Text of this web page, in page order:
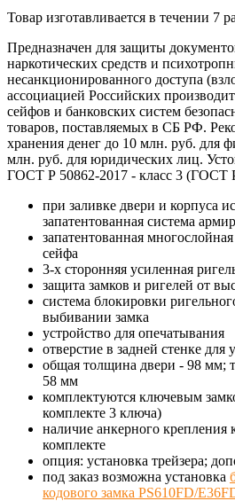
Товар изготавливается в течении 7
Предназначен для защиты
наркотических средств и
несанкционированного доступа
ассоциацией Российских
сейфов и банковских систем
товаров, поставляемых в СБ РФ.
хранения денег до 10 млн. руб. для
млн. руб. для юридических лиц.
ГОСТ Р 50862-2017 - класс 3 (ГОСТ
при заливке двери и корпуса
запатентованная система
запатентованная
сейфа
3-х сторонняя усиленная
защита замков и ригелей от
система блокировки
выбивании замка
устройство для опечатывания
отверстие в задней стенке для
общая толщина двери - 98 мм;
58 мм
комплектуются ключевым
комплекте 3 ключа)
наличие анкерного крепления
комплекте
опция: установка трейзера;
под заказ возможна установка
кодового замка PS610FD/